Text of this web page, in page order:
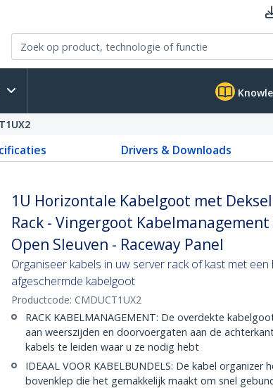
Drivers & Downloads
1U Horizontale Kabelgoot met
Rack - Vingergoot
Open Sleuven - Raceway Panel
Organiseer kabels in uw server rack of kast met
afgeschermde kabelgoot
Productcode: CMDUCT1UX2
RACK KABELMANAGEMENT: De overdekte
aan weerszijden en doorvoergaten aan de
kabels te leiden waar u ze nodig hebt
IDEAAL VOOR KABELBUNDELS: De kabel organizer
bovenklep die het gemakkelijk maakt om snel